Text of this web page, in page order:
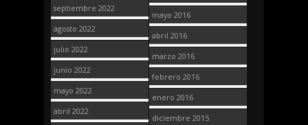
septiembre 2022
agosto 2022
julio 2022
junio 2022
mayo 2022
abril 2022
mayo 2016
abril 2016
marzo 2016
febrero 2016
enero 2016
diciembre 2015